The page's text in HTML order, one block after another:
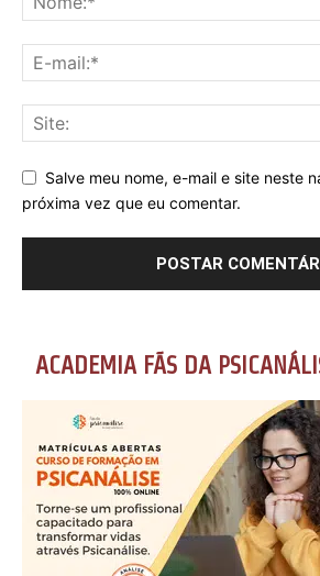
Salve meu nome, e-mail e site neste
próxima vez que eu comentar.
ACADEMIA FÃS DA